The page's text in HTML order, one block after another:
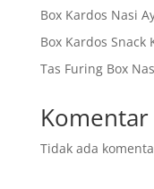
Box Kardos Nasi
Box Kardos Snack
Tas Furing Box
Tidak ada